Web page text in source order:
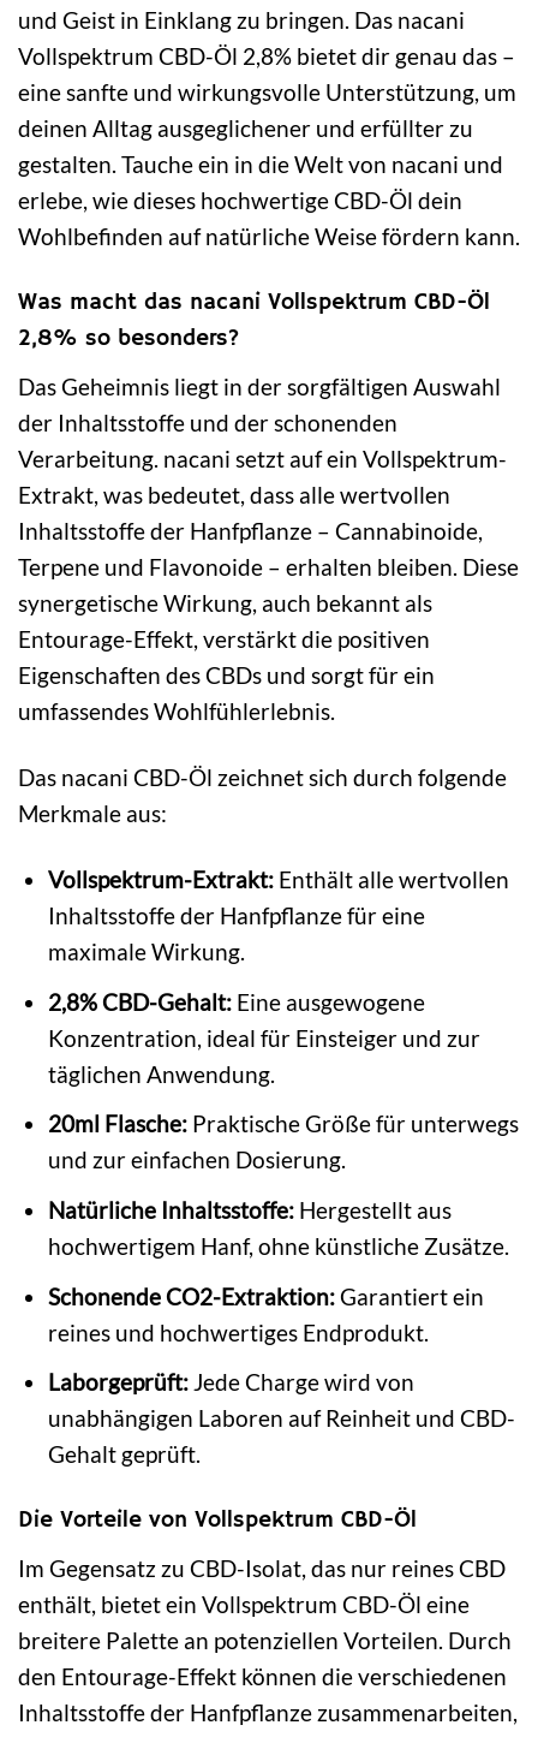
und Geist in Einklang zu bringen. Das nacani
Vollspektrum CBD-Öl 2,8% bietet dir genau das –
eine sanfte und wirkungsvolle Unterstützung, um
deinen Alltag ausgeglichener und erfüllter zu
gestalten. Tauche ein in die Welt von nacani und
erlebe, wie dieses hochwertige CBD-Öl dein
Wohlbefinden auf natürliche Weise fördern kann.
Was macht das nacani Vollspektrum CBD-Öl
2,8% so besonders?
Das Geheimnis liegt in der sorgfältigen Auswahl
der Inhaltsstoffe und der schonenden
Verarbeitung. nacani setzt auf ein Vollspektrum-
Extrakt, was bedeutet, dass alle wertvollen
Inhaltsstoffe der Hanfpflanze – Cannabinoide,
Terpene und Flavonoide – erhalten bleiben. Diese
synergetische Wirkung, auch bekannt als
Entourage-Effekt, verstärkt die positiven
Eigenschaften des CBDs und sorgt für ein
umfassendes Wohlfühlerlebnis.
Das nacani CBD-Öl zeichnet sich durch folgende
Merkmale aus:
Vollspektrum-Extrakt: Enthält alle wertvollen
Inhaltsstoffe der Hanfpflanze für eine
maximale Wirkung.
2,8% CBD-Gehalt: Eine ausgewogene
Konzentration, ideal für Einsteiger und zur
täglichen Anwendung.
20ml Flasche: Praktische Größe für unterwegs
und zur einfachen Dosierung.
Natürliche Inhaltsstoffe: Hergestellt aus
hochwertigem Hanf, ohne künstliche Zusätze.
Schonende CO2-Extraktion:Garantiert ein
reines und hochwertiges Endprodukt.
Laborgeprüft: Jede Charge wird von
unabhängigen Laboren auf Reinheit und CBD-
Gehalt geprüft.
Die Vorteile von Vollspektrum CBD-Öl
Im Gegensatz zu CBD-Isolat, das nur reines CBD
enthält, bietet ein Vollspektrum CBD-Öl eine
breitere Palette an potenziellen Vorteilen. Durch
den Entourage-Effekt können die verschiedenen
Inhaltsstoffe der Hanfpflanze zusammenarbeiten,